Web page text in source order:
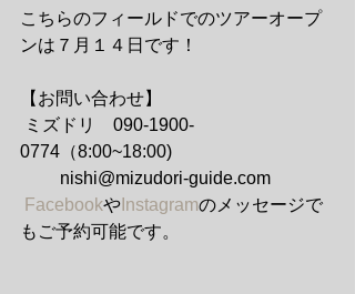
こちらのフィールドでのツアーオープ
ンは７月１４日です！
【お問い合わせ】
0774（8:00~18:00)
         nishi@mizudori-guide.com
Facebookや Instagramのメッセージで
もご予約可能です。